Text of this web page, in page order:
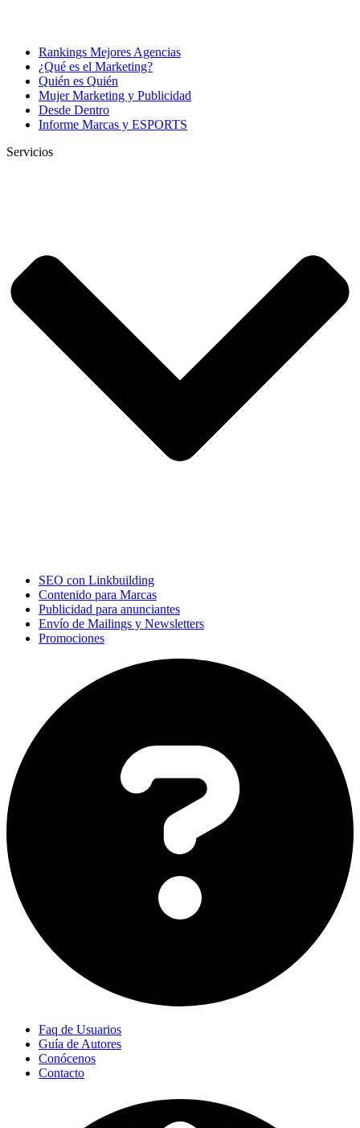
Rankings Mejores Agencias
¿Qué es el Marketing?
Quién es Quién
Mujer Marketing y Publicidad
Desde Dentro
Informe Marcas y ESPORTS
Servicios
SEO con Linkbuilding
Contenido para Marcas
Publicidad para anunciantes
Envío de Mailings y Newsletters
Promociones
Faq de Usuarios
Guía de Autores
Conócenos
Contacto